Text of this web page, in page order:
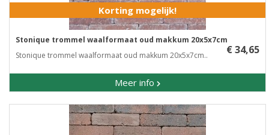
Korting mogelijk!
Stonique trommel waalformaat oud makkum 20x5x7cm
Stonique trommel waalformaat oud makkum 20x5x7cm..
Meer info
€ 34,65